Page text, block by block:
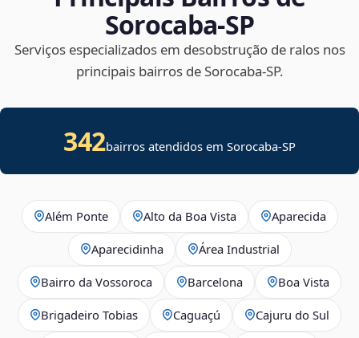
Sorocaba‑SP
Serviços especializados em desobstrução de ralos nos
principais bairros de Sorocaba‑SP.
342bairros atendidos em Sorocaba-SP
Além Ponte Alto da Boa Vista Aparecida
Aparecidinha Área Industrial
Bairro da Vossoroca Barcelona Boa Vista
Brigadeiro Tobias Caguaçú Cajuru do Sul